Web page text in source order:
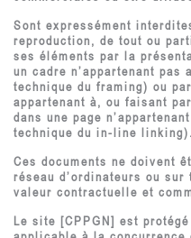
Sont expressément
reproduction, de tout ou
ses éléments par la
un cadre n’appartenant
technique du framing) ou
appartenant à, ou faisant
dans une page
technique du in-line linking).
Ces documents ne doivent
réseau d’ordinateurs ou
valeur contractuelle et
Le site [CPPGN] est